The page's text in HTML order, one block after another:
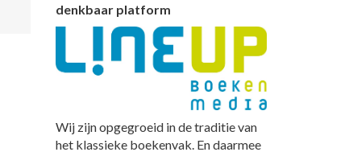
denkbaar platform
Wij zijn opgegroeid in de traditie van
het klassieke boekenvak. En daarmee